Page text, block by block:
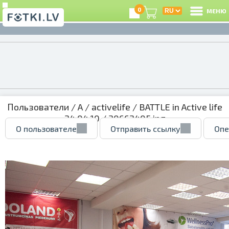
0 МЕНЮ
Пользователи /A/ activelife / BATTLE in Active life
24.04.10/ 30662405.jpg
О пользователе Отправить ссылку